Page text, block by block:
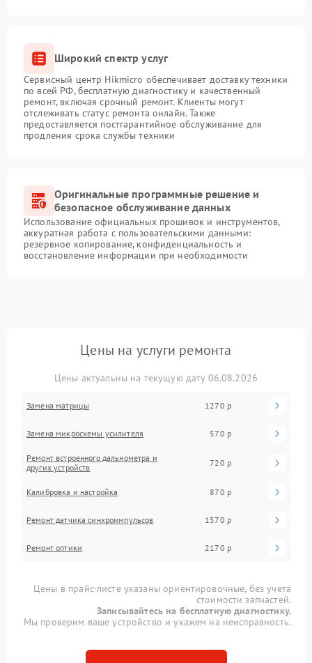
Широкий спектр услуг
Сервисный центр Hikmicro обеспечивает доставку техники
по всей РФ, бесплатную диагностику и качественный
ремонт, включая срочный ремонт. Клиенты могут
отслеживать статус ремонта онлайн. Также
предоставляется постгарантийное обслуживание для
продления срока службы техники
Оригинальные программные решение и
безопасное обслуживание данных
Использование официальных прошивок и инструментов,
аккуратная работа с пользовательскими данными:
резервное копирование, конфиденциальность и
восстановление информации при необходимости
Цены на услуги ремонта
Цены актуальны на текущую дату 06.08.2026
Замена матрицы 1270 р
Замена микросхемы усилителя 570 р
Ремонт встроенного дальнометра и
других устройств
720 р
Калибровка и настройка 870 р
Ремонт датчика синхроимпульсов 1570 р
Ремонт оптики 2170 р
Цены в прайс-листе указаны ориентировочные, без учета
стоимости запчастей.
Записывайтесь на бесплатную диагностику.
Мы проверим ваше устройство и укажем на неисправность.